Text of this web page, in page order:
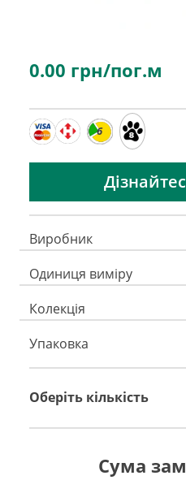
0.00 грн/пог.м
6
Виробник
Одиниця виміру
Колекція
Упаковка
Оберіть кількість
Сума